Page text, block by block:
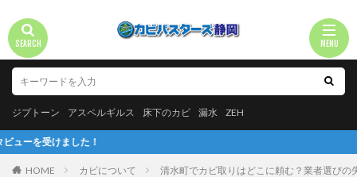
ジプトーン アスペルギルス 床下のカビ 漏水 ZEH
！
HOME カビについて 清水町でカビ取りはどこに頼む？業者選び